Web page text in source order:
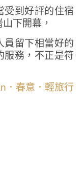
受到好評的住宿
下開幕，
員留下相當好的
服務，不正是符